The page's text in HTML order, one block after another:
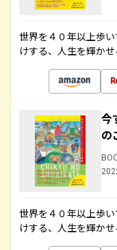
世界を４０年以上歩
けする、人生を輝か
今
の
世界を４０年以上歩
けする、人生を輝か